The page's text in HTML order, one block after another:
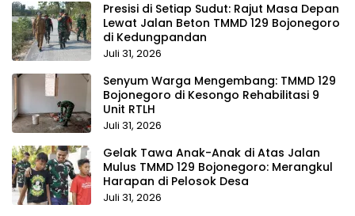
Presisi di Setiap Sudut: Rajut Masa Depan
Lewat Jalan Beton TMMD 129 Bojonegoro
di Kedungpandan
Juli 31, 2026
Senyum Warga Mengembang: TMMD 129
Bojonegoro di Kesongo Rehabilitasi 9
Unit RTLH
Juli 31, 2026
Gelak Tawa Anak-Anak di Atas Jalan
Mulus TMMD 129 Bojonegoro: Merangkul
Harapan di Pelosok Desa
Juli 31, 2026